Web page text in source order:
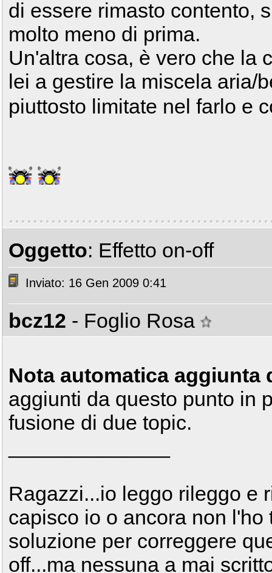
di essere rimasto contento,
molto meno di prima.
Un'altra cosa, è vero che la
lei a gestire la miscela aria/
piuttosto limitate nel farlo e
Oggetto: Effetto on-off
Inviato: 16 Gen 2009 0:41
bcz12 - Foglio Rosa
Nota automatica aggiunta
aggiunti da questo punto in
fusione di due topic.
Ragazzi...io leggo rileggo e
capisco io o ancora non
soluzione per correggere
off...ma nessuna a mai